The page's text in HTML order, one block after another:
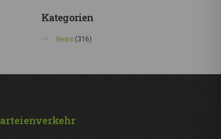
Kategorien
News (316)